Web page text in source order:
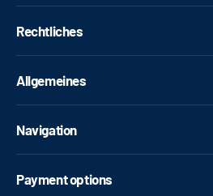
Rechtliches
Allgemeines
Navigation
Payment options